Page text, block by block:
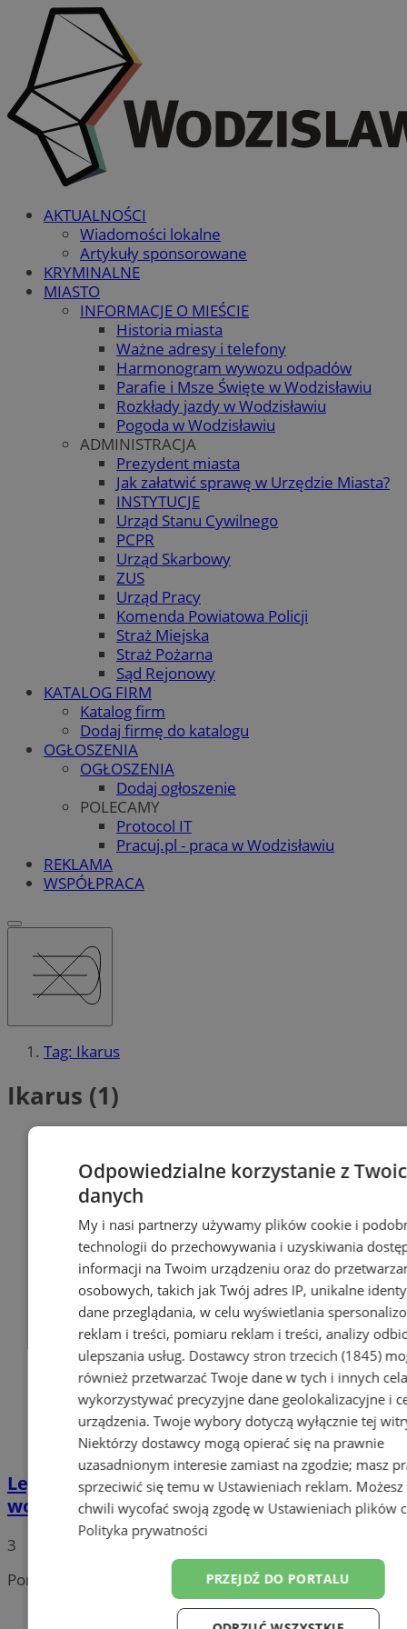
AKTUALNOŚCI
Wiadomości lokalne
Artykuły sponsorowane
KRYMINALNE
MIASTO
INFORMACJE O MIEŚCIE
Historia miasta
Ważne adresy i telefony
Harmonogram wywozu odpadów
Parafie i Msze Święte w Wodzisławiu
Rozkłady jazdy w Wodzisławiu
Pogoda w Wodzisławiu
ADMINISTRACJA
Prezydent miasta
Jak załatwić sprawę w Urzędzie Miasta?
INSTYTUCJE
Urząd Stanu Cywilnego
PCPR
Urząd Skarbowy
ZUS
Urząd Pracy
Komenda Powiatowa Policji
Straż Miejska
Straż Pożarna
Sąd Rejonowy
KATALOG FIRM
Katalog firm
Dodaj firmę do katalogu
OGŁOSZENIA
OGŁOSZENIA
Dodaj ogłoszenie
POLECAMY
Protocol IT
Pracuj.pl - praca w Wodzisławiu
REKLAMA
WSPÓŁPRACA
Tag: Ikarus
Ikarus (1)
Legendarny Ikarus wyjedzie na
wodzisławskie ulice
3
Portal należy do sieci
Odpowiedzialne korzystanie z
danych
My i nasi partnerzy używamy plików cookie i
technologii do przechowywania i uzyskiwania
informacji na Twoim urządzeniu oraz do
osobowych, takich jak Twój adres IP, unikalne
dane przeglądania, w celu wyświetlania
reklam i treści, pomiaru reklam i treści, analizy
ulepszania usług. Dostawcy stron trzecich (1845)
również przetwarzać Twoje dane w tych i innych
wykorzystywać precyzyjne dane geolokalizacyjne i
urządzenia. Twoje wybory dotyczą wyłącznie tej
Niektórzy dostawcy mogą opierać się na prawnie
uzasadnionym interesie zamiast na zgodzie; masz
sprzeciwić się temu w Ustawieniach reklam.
chwili wycofać swoją zgodę w Ustawieniach plików
Polityka prywatności
PRZEJDŹ DO PORTALU